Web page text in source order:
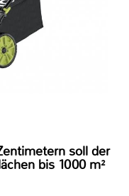
soll der
bis 1000 m²